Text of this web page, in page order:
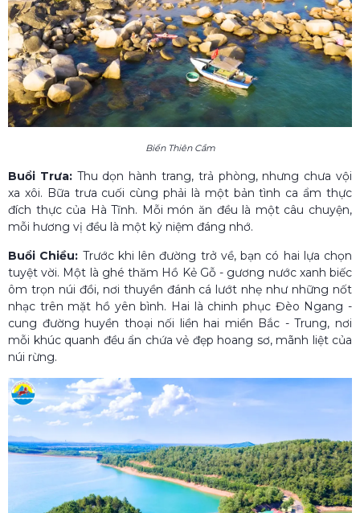
Biển Thiên Cầm
Buổi Trưa: Thu dọn hành trang, trả phòng, nhưng chưa vội
xa xôi. Bữa trưa cuối cùng phải là một bản tình ca ẩm thực
đích thực của Hà Tĩnh. Mỗi món ăn đều là một câu chuyện,
mỗi hương vị đều là một kỷ niệm đáng nhớ.
Buổi Chiều: Trước khi lên đường trở về, bạn có hai lựa chọn
tuyệt vời. Một là ghé thăm Hồ Kẻ Gỗ - gương nước xanh biếc
ôm trọn núi đồi, nơi thuyền đánh cá lướt nhẹ như những nốt
nhạc trên mặt hồ yên bình. Hai là chinh phục Đèo Ngang -
cung đường huyền thoại nối liền hai miền Bắc - Trung, nơi
mỗi khúc quanh đều ẩn chứa vẻ đẹp hoang sơ, mãnh liệt của
núi rừng.